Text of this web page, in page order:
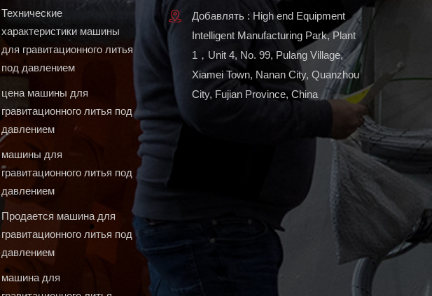
Технические
характеристики машины
для гравитационного литья
под давлением
цена машины для
гравитационного литья под
давлением
машины для
гравитационного литья под
давлением
Продается машина для
гравитационного литья под
давлением
машина для
Добавлять : High end Equipment
Intelligent Manufacturing Park, Plant
1，Unit 4, No. 99, Pulang Village,
Xiamei Town, Nanan City, Quanzhou
City, Fujian Province, China